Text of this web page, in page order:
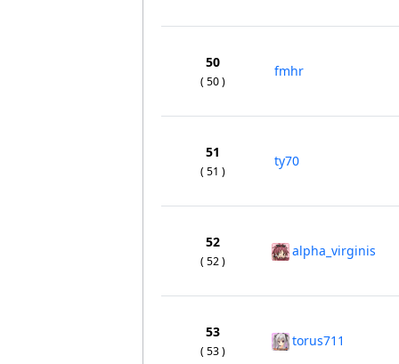
50
( 50 )
fmhr
51
( 51 )
ty70
52
( 52 )
alpha_virginis
53
( 53 )
torus711